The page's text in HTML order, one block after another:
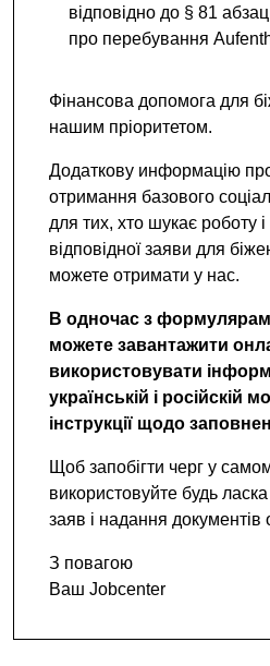
відповідно до § 81
про перебування
Фінансова допомога для
нашим пріоритетом.
Додаткову информацію
отримання базового
для тих, хто шукає роботу
відповідної заяви для
можете отримати у нас.
В одночас з
можете завантажити
використовувати
українській і російскій
інструкції щодо
Щоб запобігти черг у
використовуйте будь
заяв і надання
З повагою
Ваш Jobcenter